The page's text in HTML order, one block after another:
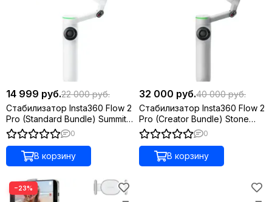
14 999 руб.22 000 руб.
Стабилизатор Insta360 Flow 2
Pro (Standard Bundle) Summit
White
0
В корзину
32 000 руб.40 000 руб.
Стабилизатор Insta360 Flow 2
Pro (Creator Bundle) Stone
Gray
0
В корзину
−23%